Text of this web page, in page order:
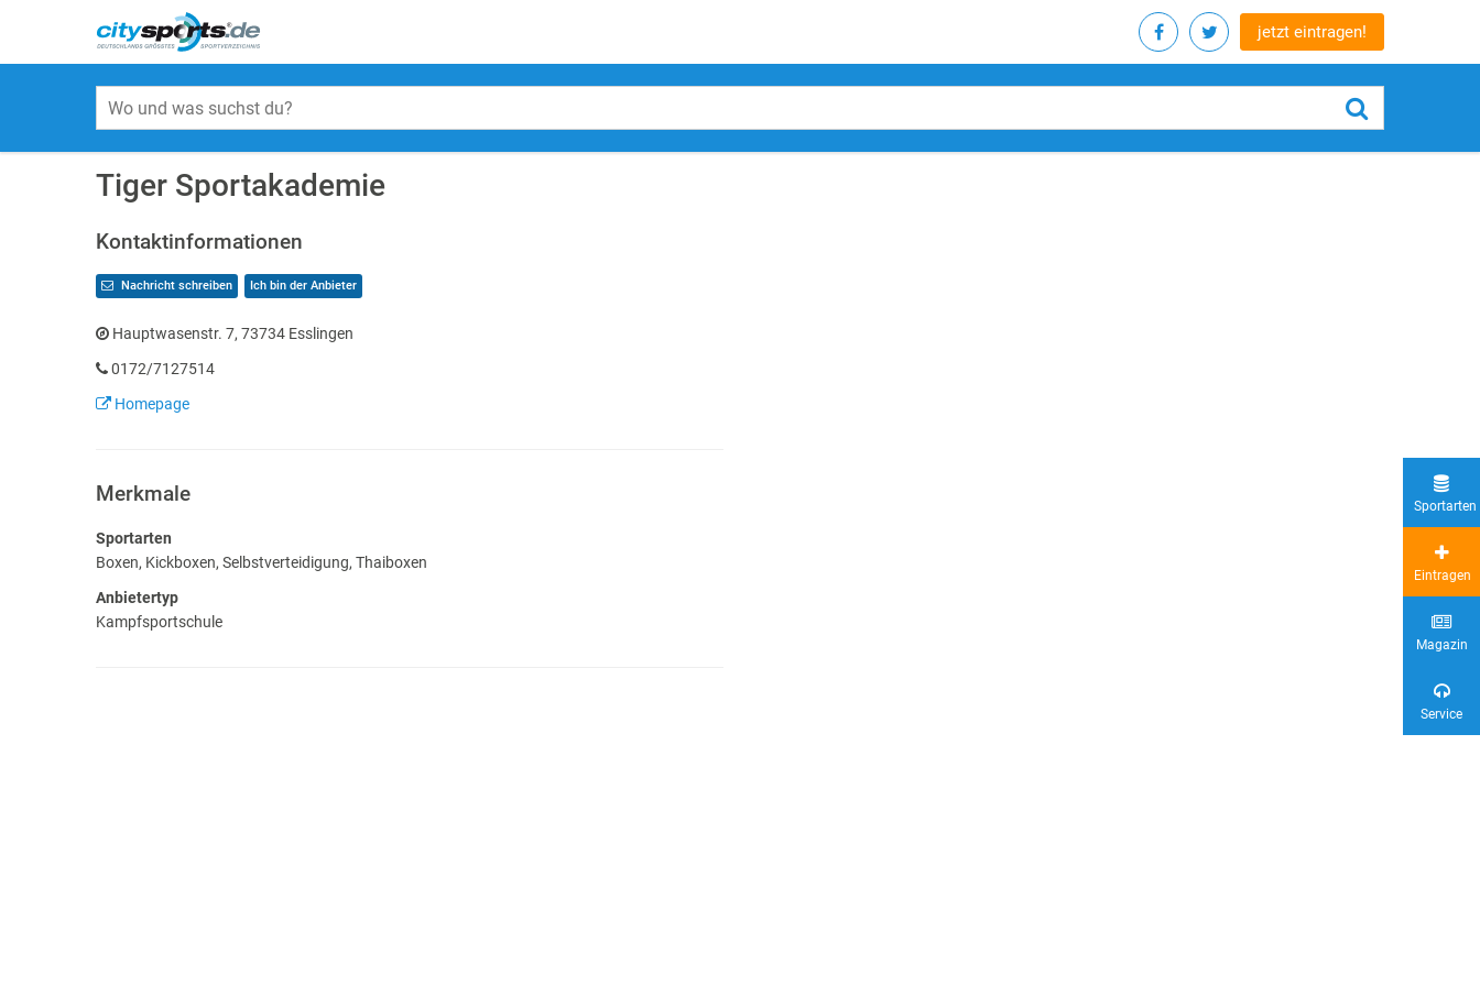
jetzt eintragen!
Tiger Sportakademie
Kontaktinformationen
Nachricht schreiben Ich bin der Anbieter
Hauptwasenstr. 7, 73734 Esslingen
0172/7127514
Homepage
Merkmale
Sportarten
Boxen, Kickboxen, Selbstverteidigung, Thaiboxen
Anbietertyp
Kampfsportschule
Sportarten
Eintragen
Magazin
Service